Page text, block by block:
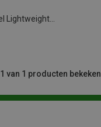
1 van 1 producten bekeken